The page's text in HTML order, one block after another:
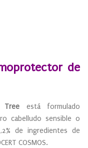
de
Tree está formulado
cabelludo sensible o
de ingredientes de
COSMOS.